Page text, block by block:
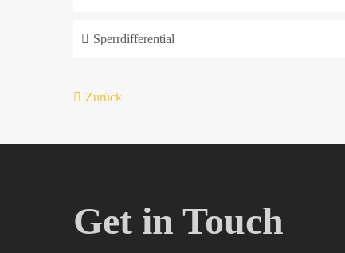
Sperrdifferential
Zurück
Get in Touch